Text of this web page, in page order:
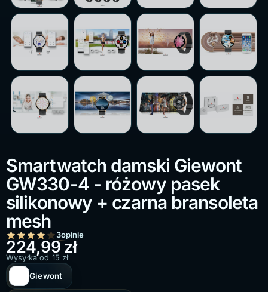
Smartwatch damski Giewont
GW330-4 - różowy pasek
silikonowy + czarna bransoleta
mesh
3opinie
224,99zł
Wysyłka od 15 zł
Giewont